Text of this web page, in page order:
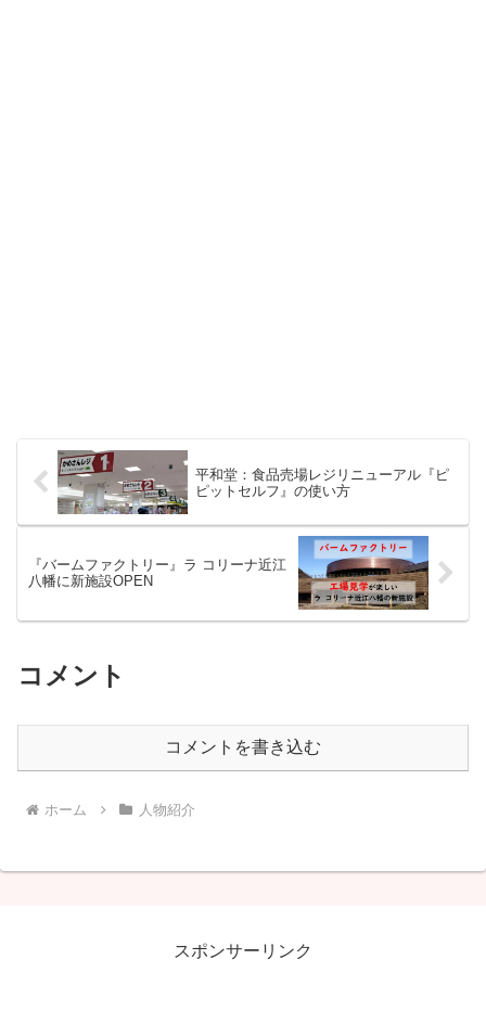
平和堂：食品売場レジリニューアル『ピ
ピットセルフ』の使い方
『バームファクトリー』ラ コリーナ近江
八幡に新施設OPEN
コメント
コメントを書き込む
ホーム 人物紹介
スポンサーリンク